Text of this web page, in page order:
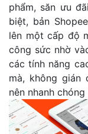
phẩm, săn ưu
biệt, bản
lên một cấp độ
công sức nhờ
các tính năng
mà, không
nên nhanh